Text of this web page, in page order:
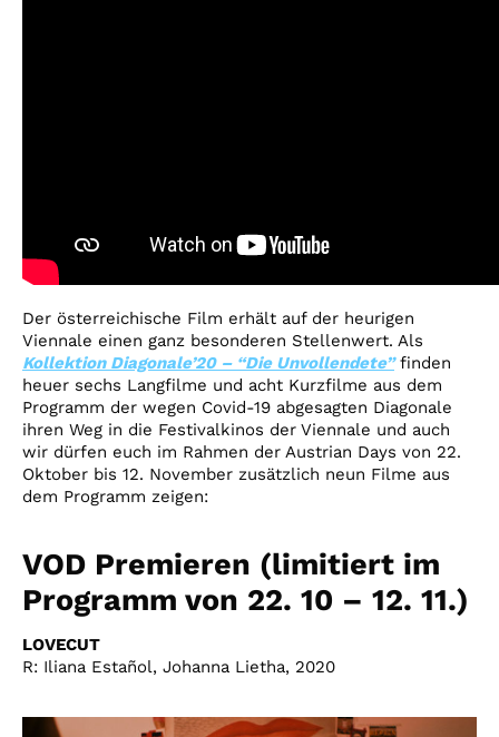
Der österreichische Film erhält auf der heurigen
Viennale einen ganz besonderen Stellenwert. Als
Kollektion Diagonale’20 – “Die Unvollendete”finden
heuer sechs Langfilme und acht Kurzfilme aus dem
Programm der wegen Covid-19 abgesagten Diagonale
ihren Weg in die Festivalkinos der Viennale und auch
wir dürfen euch im Rahmen der Austrian Days von 22.
Oktober bis 12. November zusätzlich neun Filme aus
dem Programm zeigen:
VOD Premieren (limitiert im
Programm von 22. 10 – 12. 11.)
LOVECUT
R: Iliana Estañol, Johanna Lietha, 2020